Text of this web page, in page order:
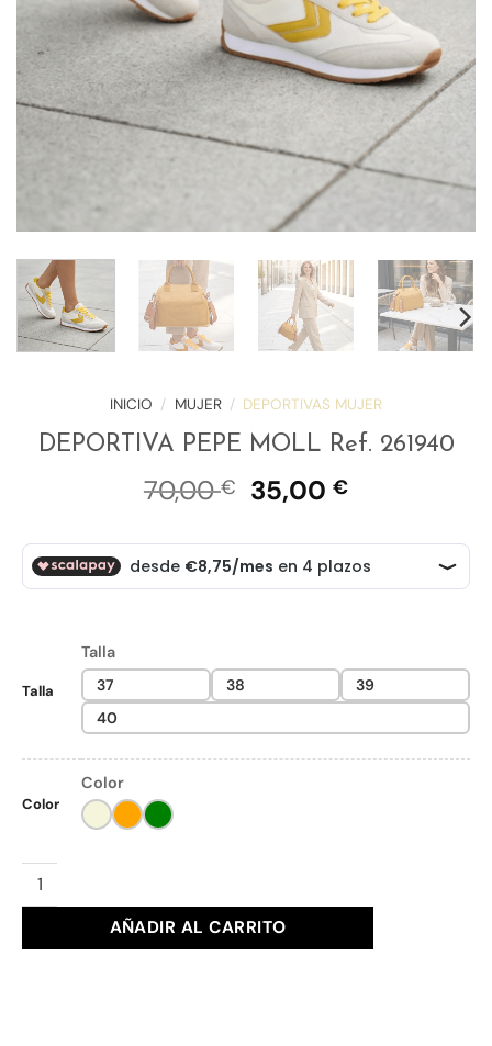
INICIO / MUJER / DEPORTIVAS MUJER
DEPORTIVA PEPE MOLL Ref. 261940
70,00€ El
original
era:
70,00 €.
35,00€El
actual
es:
35,00 €.
Talla
Talla
37
38
39
40
Color
Color
DEPORTIVA PEPE MOLL Ref. 261940 cantidad
AÑADIR AL CARRITO